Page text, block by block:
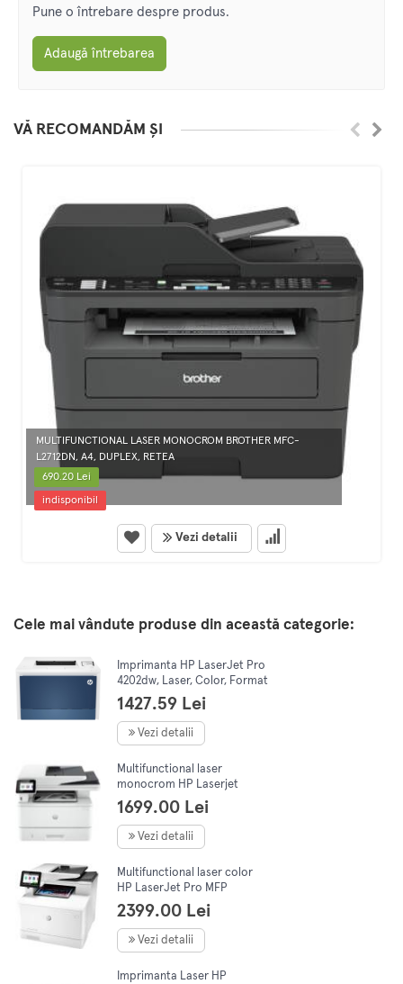
Pune o întrebare despre produs.
Adaugă întrebarea
VĂ RECOMANDĂM ȘI
MULTIFUNCTIONAL LASER MONOCROM BROTHER MFC-
L2712DN, A4, DUPLEX, RETEA
690.20 Lei
indisponibil
Vezi detalii
Cele mai vândute produse din această categorie:
Imprimanta HP LaserJet Pro
4202dw, Laser, Color, Format
A4, Duplex, Retea, Wi-Fi
1427.59 Lei
Vezi detalii
Multifunctional laser
monocrom HP Laserjet
4102DW, A4(Printare,
Copiere, Scanare), Duplex,
40ppm1200 x 1200dpi
1699.00 Lei
Vezi detalii
Multifunctional laser color
HP LaserJet Pro MFP
M479dw, Duplex, ADF, Retea,
Wireless, A4
2399.00 Lei
Vezi detalii
Imprimanta Laser HP